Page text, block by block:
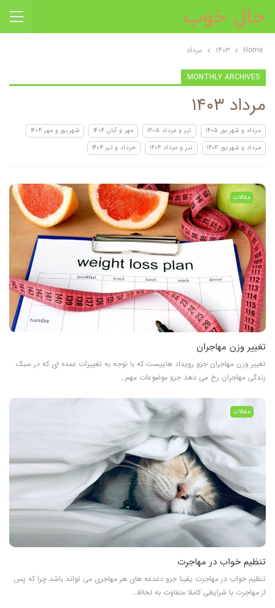
Home ۱۴۰۳ مرداد
MONTHLY ARCHIVES
مرداد ۱۴۰۳
مرداد و شهریور ۱۴۰۵ تیر و مرداد ۱۴۰۵ مهر و آبان ۱۴۰۴
شهریور و مهر ۱۴۰۴
مرداد و شهریور ۱۴۰۴
تیر و مرداد ۱۴۰۴ خرداد و تیر ۱۴۰۴
مقالات
تغییر وزن مهاجران
تغییر وزن مهاجران جزو رویداد هاییست که با توجه به تغییرات عمده ای که در سبک
زندگی مهاجران رخ می دهد جزو موضوعات مهم…
مقالات
تنظیم خواب در مهاجرت
تنظیم خواب در مهاجرت یقینا جزو دغدغه های هر مهاجری می تواند باشد چرا که پس
از مهاجرت با شرایطی کاملا متفاوت به لحاظ…